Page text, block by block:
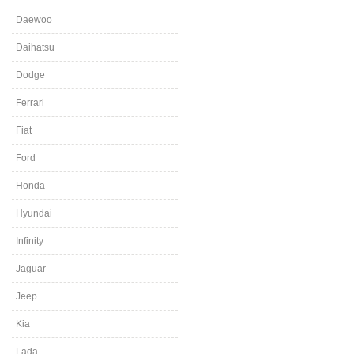
Daewoo
Daihatsu
Dodge
Ferrari
Fiat
Ford
Honda
Hyundai
Infinity
Jaguar
Jeep
Kia
Lada